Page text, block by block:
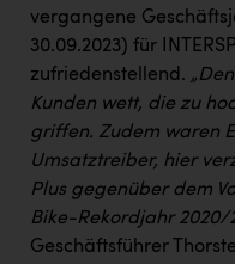
Immotech
INTERSPAR
INTERSPORT Austria
Jesolo
Jane Goodall Institute
Kärcher
vergangene
30.09.2023) für
zufriedenstellend.
Kunden wett, die zu
griffen. Zudem waren
Umsatztreiber, hier
Plus gegenüber dem
Bike-Rekordjahr 2020/
Geschäftsführer